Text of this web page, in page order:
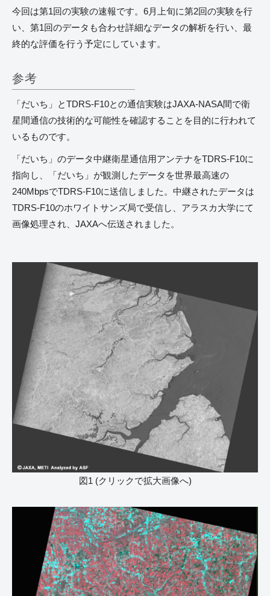
今回は第1回の実験の速報です。6月上旬に第2回の実験を行
い、第1回のデータも合わせ詳細なデータの解析を行い、最
終的な評価を行う予定にしています。
参考
「だいち」とTDRS-F10との通信実験はJAXA-NASA間で衛
星間通信の技術的な可能性を確認することを目的に行われて
いるものです。
「だいち」のデータ中継衛星通信用アンテナをTDRS-F10に
指向し、「だいち」が観測したデータを世界最高速の
240MbpsでTDRS-F10に送信しました。中継されたデータは
TDRS-F10のホワイトサンズ局で受信し、アラスカ大学にて
画像処理され、JAXAへ伝送されました。
図1 (クリックで拡大画像へ)